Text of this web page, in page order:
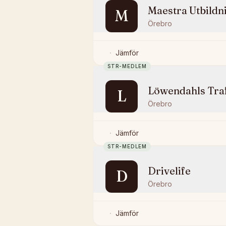
M Maestra
Örebro
Jämför
STR-MEDLEM
L Löwendahls
Örebro
Jämför
STR-MEDLEM
D Drivelife
Örebro
Jämför